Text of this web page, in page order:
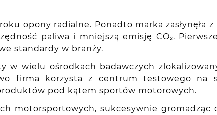
opony radialne. Ponadto marka zasłynęła
paliwa i mniejszą emisję CO₂.
standardy w branży.
w wielu ośrodkach badawczych
firma korzysta z centrum testowego na
pod kątem sportów motorowych.
motorsportowych, sukcesywnie gromadząc